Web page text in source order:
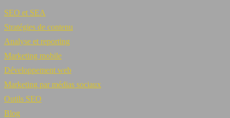
SEO et SEA
Stratégies de contenu
Analyse et reporting
Marketing mobile
Développement web
Marketing par médias sociaux
Outils SEO
Blog